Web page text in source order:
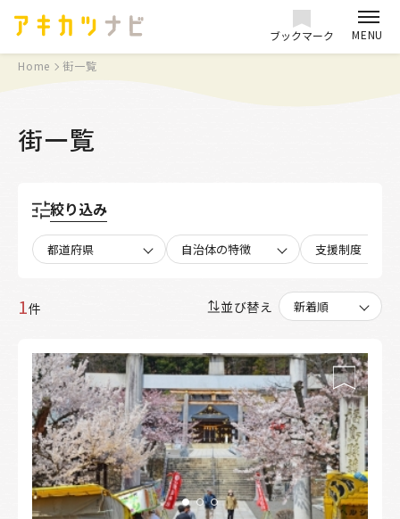
ブックマーク MENU
Home 街一覧
街一覧
絞り込み
都道府県 自治体の特徴 支援制度
1件 並び替え